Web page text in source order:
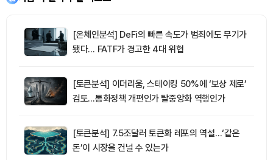
[온체인분석] DeFi의 빠른 속도가 범죄에도 무기가
됐다… FATF가 경고한 4대 위협
[토큰분석] 이더리움, 스테이킹 50%에 ‘보상 제로’
검토…통화정책 개편인가 탈중앙화 역행인가
[토큰분석] 7.5조달러 토큰화 레포의 역설…‘같은
돈’이 시장을 건널 수 있는가